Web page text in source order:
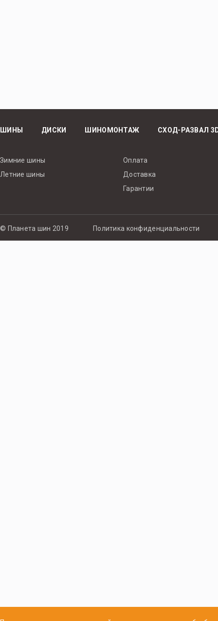
ШИНЫ ДИСКИ ШИНОМОНТАЖ СХОД-РАЗВАЛ
Зимние шины
Летние шины
Оплата
Доставка
Гарантии
© Планета шин 2019 Политика конфиденциальности